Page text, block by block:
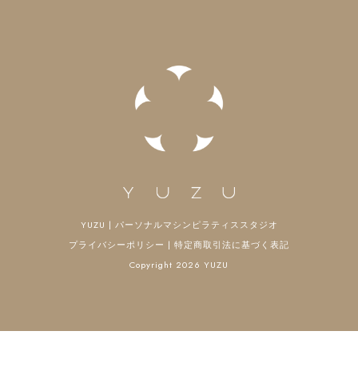
YUZU | パーソナルマシンピラティススタジオ
プライバシーポリシー | 特定商取引法に基づく表記
Copyright 2026 YUZU